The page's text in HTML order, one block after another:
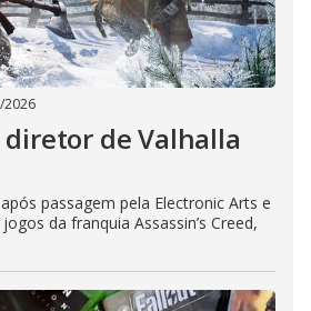
2026
de Valhalla
passagem pela Electronic Arts e
da franquia Assassin’s Creed,